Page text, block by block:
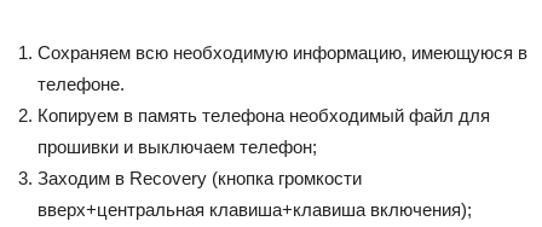
Сохраняем всю необходимую информацию, имеющуюся в
телефоне.
Копируем в память телефона необходимый файл для
прошивки и выключаем телефон;
Заходим в Recovery (кнопка громкости
вверх+центральная клавиша+клавиша включения);